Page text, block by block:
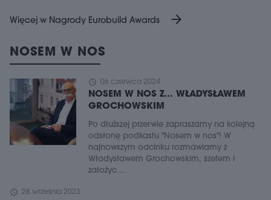
Więcej w Nagrody Eurobuild Awards arrow_forward
NOSEM W NOS
schedule 06 czerwca 2024
NOSEM W NOS Z... WŁADYSŁAWEM
GROCHOWSKIM
Po dłuższej przerwie zapraszamy na kolejną
odsłonę podkastu "Nosem w nos"! W
najnowszym odcinku rozmawiamy z
Władysławem Grochowskim, szefem i
założyc ...
schedule 28 września 2023